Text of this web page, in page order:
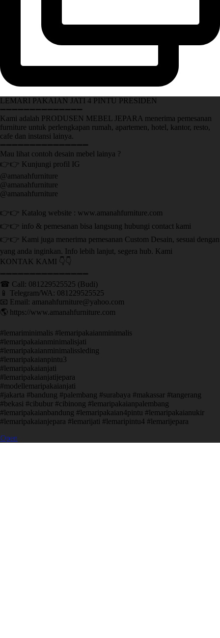
LEMARI PAKAIAN JATI 4 PINTU PRESIDEN
➖➖➖➖➖➖➖➖➖➖➖➖➖➖
Kami adalah PRODUSEN MEBEL JEPARA menerima pemesanan
furniture untuk perlengkapan rumah, apartemen, hotel, kantor, resto,
cafe dan instansi lainya.
➖➖➖➖➖➖➖➖➖➖➖➖➖➖➖
Mau lihat contoh desain mebel lainya ?
👉👉 Kunjungi profil IG
@amanahfurniture
@amanahfurniture
@amanahfurniture
👉👉 Katalog website : www.amanahfurniture.com
👉👉 info & pemesanan bisa langsung hubungi contact kami
👉👉 Kami juga menerima pemesanan Custom Desain, sesuai dengan
yang anda inginkan. Info lebih lanjut, segera hub. Kami
KONTAK KAMI 👇👇
➖➖➖➖➖➖➖➖➖➖➖➖➖➖➖ ㅤ
☎ Call: 081229525525 (Budi)
📱 Telegram/WA: 081229525525
📧 Email: amanahfurniture@yahoo.com
🌎 https://www.amanahfurniture.com
#lemariminimalis #lemaripakaianminimalis
#lemaripakaianminimalisjati
#lemaripakaianminimalissleding
#lemaripakaianpintu3
#lemaripakaianjati
#lemaripakaianjatijepara
#modellemaripakaianjati
#jakarta #bandung #palembang #surabaya #makassar #tangerang
#bekasi #cibubur #cibinong #lemaripakaianpalembang
#lemaripakaianbandung #lemaripakaian4pintu #lemaripakaianukir
#lemaripakaianjepara #lemarijati #lemaripintu4 #lemarijepara
Open